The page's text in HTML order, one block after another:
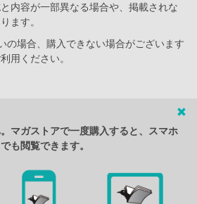
内容が一部異なる場合や、掲載されな
ます。
の場合、購入できない場合がございます
用ください。
マガストアで一度購入すると、スマホ
も閲覧できます。